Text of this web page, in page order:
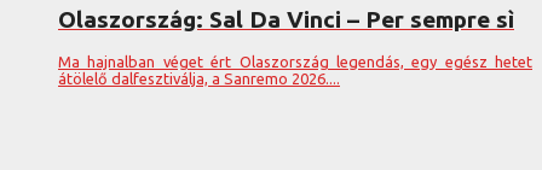
Olaszország: Sal Da Vinci – Per sempre sì
Ma hajnalban véget ért Olaszország legendás, egy egész hetet
átölelő dalfesztiválja, a Sanremo 2026....